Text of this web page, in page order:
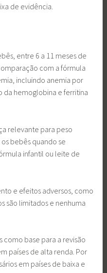
de evidência.
entre 6 a 11 meses de
com a fórmula
incluindo anemia por
da hemoglobina e ferritina
relevante para peso
bebês quando se
infantil ou leite de
e efeitos adversos, como
são limitados e nenhuma
como base para a revisão
países de alta renda. Por
em países de baixa e